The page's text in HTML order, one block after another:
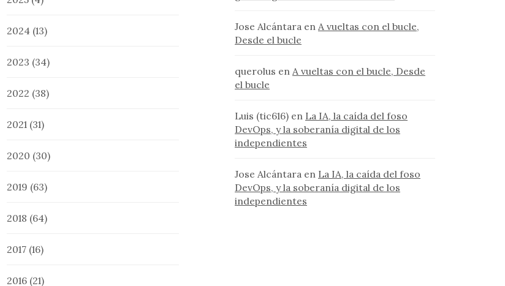
2024 (13)
2023 (34)
2022 (38)
2021 (31)
2020 (30)
2019 (63)
2018 (64)
2017 (16)
2016 (21)
Jose Alcántara en A vueltas con el bucle,
Desde el bucle
querolus en A vueltas con el bucle, Desde
el bucle
Luis (tic616) en La IA, la caída del foso
DevOps, y la soberanía digital de los
independientes
Jose Alcántara en La IA, la caída del foso
DevOps, y la soberanía digital de los
independientes